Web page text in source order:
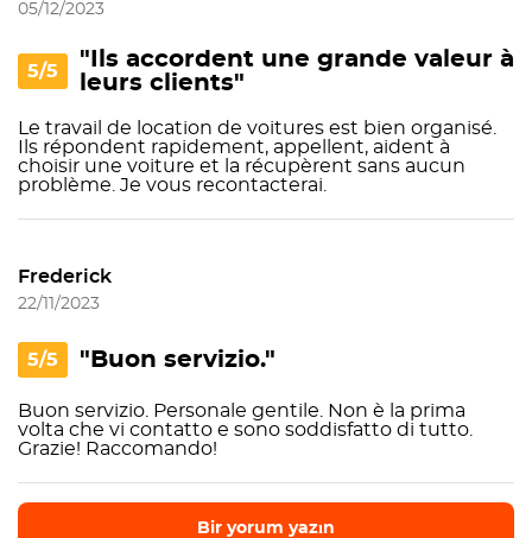
05/12/2023
5/5
"Ils accordent une grande valeur à
leurs clients"
Le travail de location de voitures est bien organisé.
Ils répondent rapidement, appellent, aident à
choisir une voiture et la récupèrent sans aucun
problème. Je vous recontacterai.
Frederick
22/11/2023
5/5 "Buon servizio."
Buon servizio. Personale gentile. Non è la prima
volta che vi contatto e sono soddisfatto di tutto.
Grazie! Raccomando!
Bir yorum yazın